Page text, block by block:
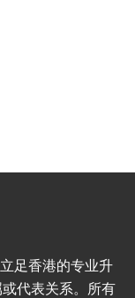
足香港的专业升
代表关系。所有